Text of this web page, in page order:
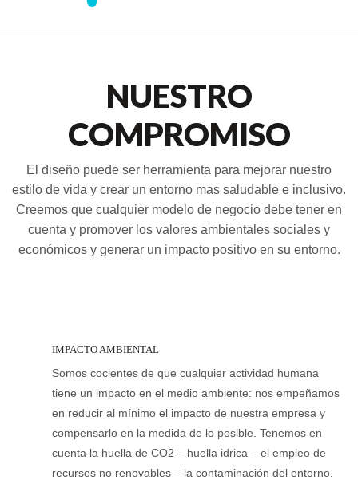
NUESTRO
COMPROMISO
El diseño puede ser herramienta para mejorar nuestro
estilo de vida y crear un entorno mas saludable e inclusivo.
Creemos que cualquier modelo de negocio debe tener en
cuenta y promover los valores ambientales sociales y
económicos y generar un impacto positivo en su entorno.
IMPACTO AMBIENTAL
Somos cocientes de que cualquier actividad humana
tiene un impacto en el medio ambiente: nos empeñamos
en reducir al mínimo el impacto de nuestra empresa y
compensarlo en la medida de lo posible. Tenemos en
cuenta la huella de CO2 – huella idrica – el empleo de
recursos no renovables – la contaminación del entorno.